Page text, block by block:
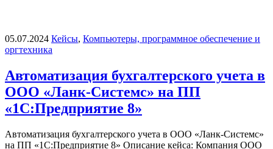
05.07.2024 Кейсы, Компьютеры, программное обеспечение и
оргтехника
Автоматизация бухгалтерского учета в
ООО «Ланк-Системс» на ПП
«1С:Предприятие 8»
Автоматизация бухгалтерского учета в ООО «Ланк-Системс»
на ПП «1С:Предприятие 8» Описание кейса: Компания ООО